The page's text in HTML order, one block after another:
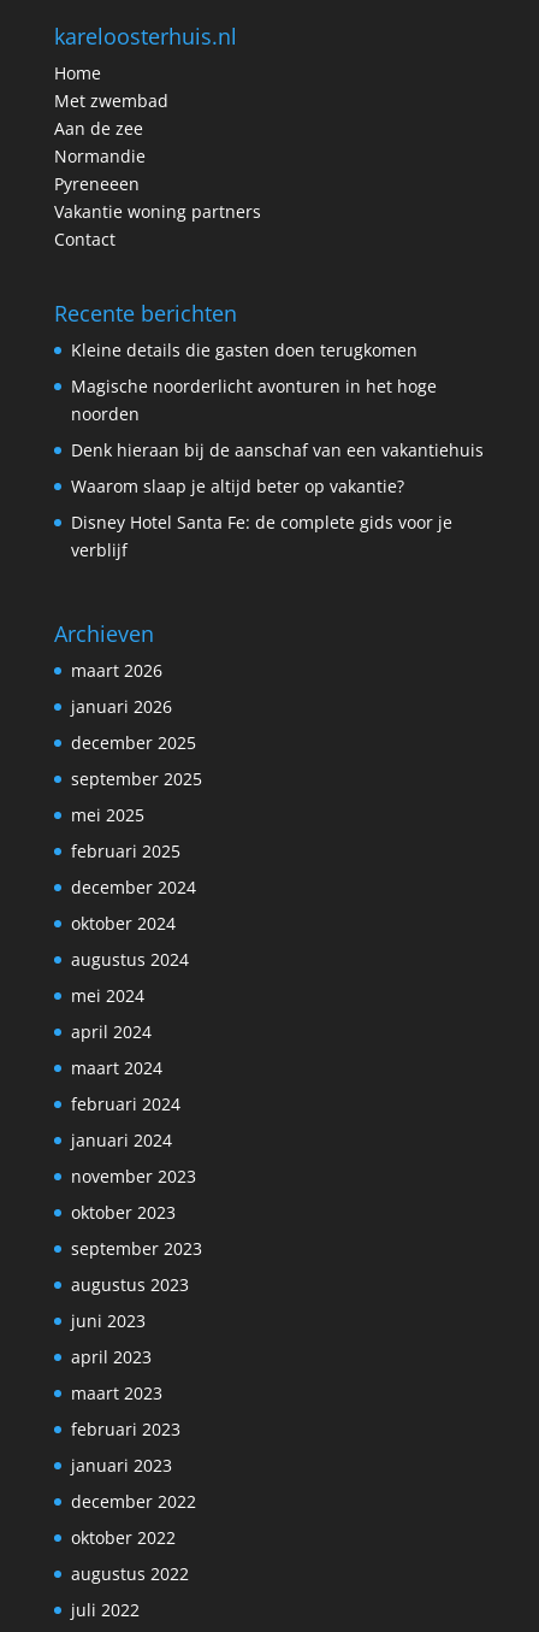
kareloosterhuis.nl
Home
Met zwembad
Aan de zee
Normandie
Pyreneeen
Vakantie woning partners
Contact
Recente berichten
Kleine details die gasten doen terugkomen
Magische noorderlicht avonturen in het hoge
noorden
Denk hieraan bij de aanschaf van een vakantiehuis
Waarom slaap je altijd beter op vakantie?
Disney Hotel Santa Fe: de complete gids voor je
verblijf
Archieven
maart 2026
januari 2026
december 2025
september 2025
mei 2025
februari 2025
december 2024
oktober 2024
augustus 2024
mei 2024
april 2024
maart 2024
februari 2024
januari 2024
november 2023
oktober 2023
september 2023
augustus 2023
juni 2023
april 2023
maart 2023
februari 2023
januari 2023
december 2022
oktober 2022
augustus 2022
juli 2022